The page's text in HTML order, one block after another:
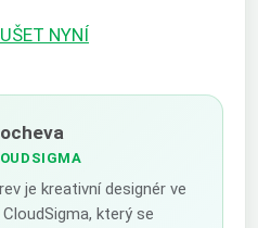
NYNÍ
je kreativní designér ve
který se